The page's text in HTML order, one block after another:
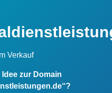
Verkauf
Idee zur Domain